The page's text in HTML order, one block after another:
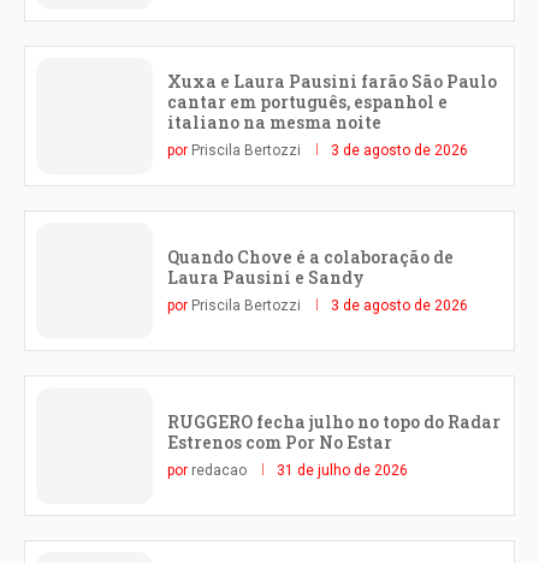
Xuxa e Laura Pausini farão São Paulo
cantar em português, espanhol e
italiano na mesma noite
por Priscila Bertozzi 3 de agosto de 2026
Quando Chove é a colaboração de
Laura Pausini e Sandy
por Priscila Bertozzi 3 de agosto de 2026
RUGGERO fecha julho no topo do Radar
Estrenos com Por No Estar
por redacao 31 de julho de 2026